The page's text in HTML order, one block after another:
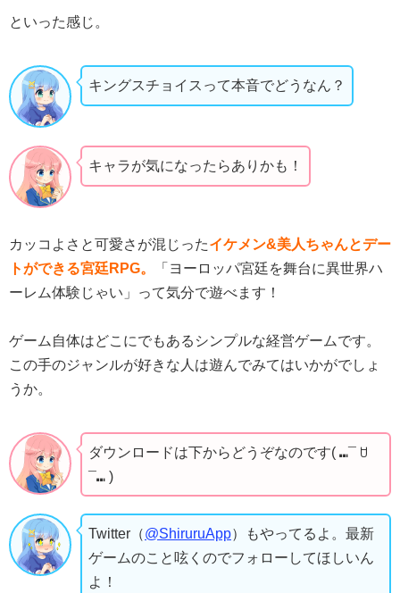
といった感じ。
キングスチョイスって本音でどうなん？
キャラが気になったらありかも！
カッコよさと可愛さが混じったイケメン&美人ちゃんとデー
トができる宮廷RPG。
「ヨーロッパ宮廷を舞台に異世界ハ
ーレム体験じゃい」って気分で遊べます！
ゲーム自体はどこにでもあるシンプルな経営ゲームです。
この手のジャンルが好きな人は遊んでみてはいかがでしょ
うか。
ダウンロードは下からどうぞなのです( ⑉¯ ꇴ
¯⑉ )
Twitter（@ShiruruApp）もやってるよ。最新
ゲームのこと呟くのでフォローしてほしいん
よ！